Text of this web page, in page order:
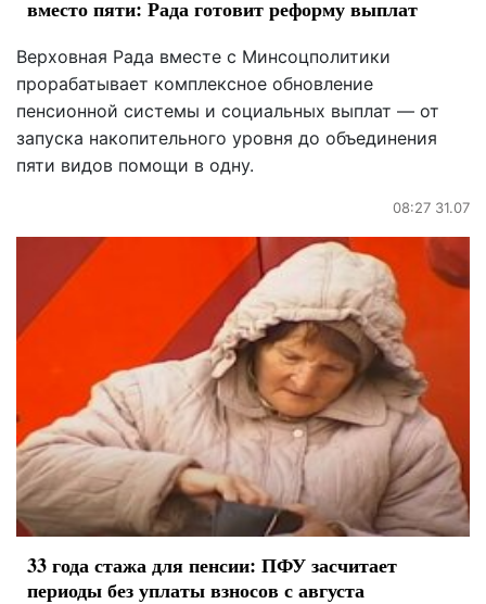
вместо пяти: Рада готовит реформу выплат
Верховная Рада вместе с Минсоцполитики
прорабатывает комплексное обновление
пенсионной системы и социальных выплат — от
запуска накопительного уровня до объединения
пяти видов помощи в одну.
08:27 31.07
33 года стажа для пенсии: ПФУ засчитает
периоды без уплаты взносов с августа